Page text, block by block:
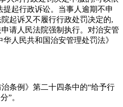
起行政诉讼。当事人逾期不申
起诉又不履行行政处罚决定的,
请人民法院强制执行。对治安管
人民共和国治安管理处罚法》
条例》第二十四条中的“给予行
”。